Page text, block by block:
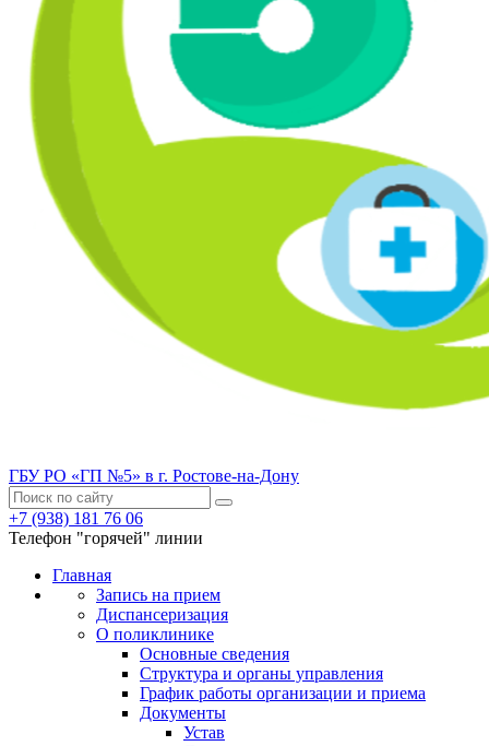
ГБУ РО «ГП №5» в г. Ростове-на-Дону
+7 (938) 181 76 06
Телефон "горячей" линии
Главная
Запись на прием
Диспансеризация
О поликлинике
Основные сведения
Структура и органы управления
График работы организации и приема
Документы
Устав